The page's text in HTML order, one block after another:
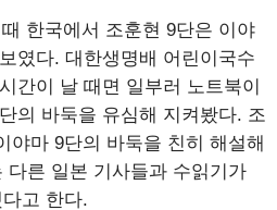
한국에서 조훈현 9단은 이야
였다. 대한생명배 어린이국수
간이 날 때면 일부러 노트북이
의 바둑을 유심해 지켜봤다. 조
야마 9단의 바둑을 친히 해설해
다른 일본 기사들과 수읽기가
고 한다.